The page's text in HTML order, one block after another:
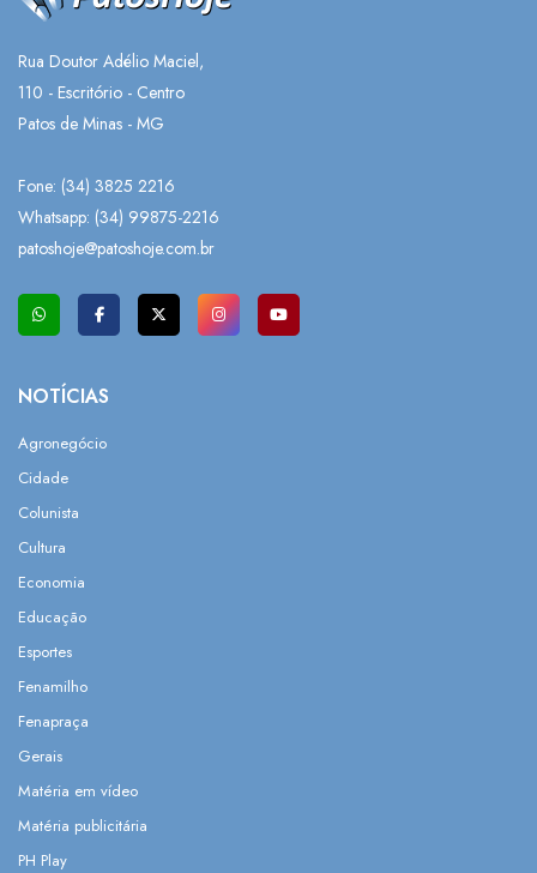
Rua Doutor Adélio Maciel,
110 - Escritório - Centro
Patos de Minas - MG
Fone: (34) 3825 2216
Whatsapp: (34) 99875-2216
patoshoje@patoshoje.com.br
NOTÍCIAS
Agronegócio
Cidade
Colunista
Cultura
Economia
Educação
Esportes
Fenamilho
Fenapraça
Gerais
Matéria em vídeo
Matéria publicitária
PH Play